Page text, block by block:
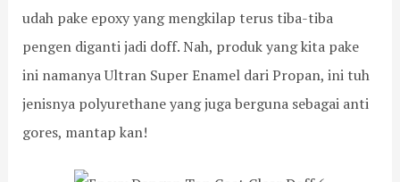
udah pake epoxy yang mengkilap terus tiba-tiba
pengen diganti jadi doff. Nah, produk yang kita pake
ini namanya Ultran Super Enamel dari Propan, ini tuh
jenisnya polyurethane yang juga berguna sebagai anti
gores, mantap kan!